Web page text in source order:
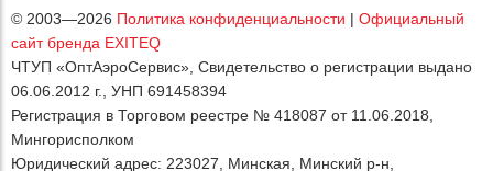
© 2003—2026 Политика конфиденциальности | Официальный
сайт бренда EXITEQ
ЧТУП «ОптАэроСервис», Свидетельство о регистрации выдано
06.06.2012 г., УНП 691458394
Регистрация в Торговом реестре № 418087 от 11.06.2018,
Мингорисполком
Юридический адрес: 223027, Минская, Минский р-н,